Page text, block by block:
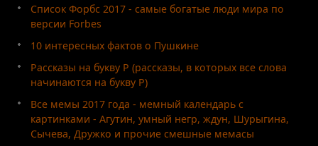
Список Форбс 2017 - самые богатые люди мира по
версии Forbes
10 интересных фактов о Пушкине
Рассказы на букву Р (рассказы, в которых все слова
начинаются на букву Р)
Все мемы 2017 года - мемный календарь с
картинками - Агутин, умный негр, ждун, Шурыгина,
Сычева, Дружко и прочие смешные мемасы